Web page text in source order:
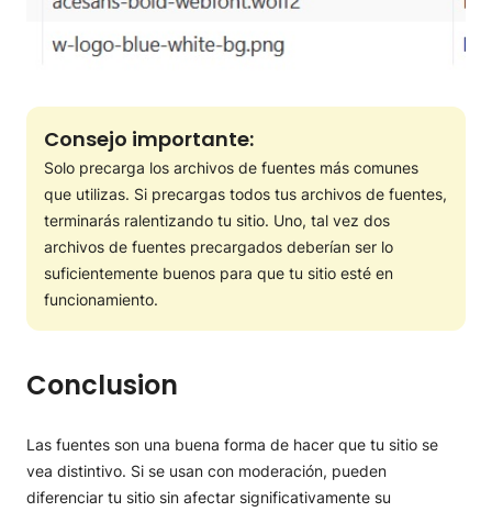
Consejo importante:
Solo precarga los archivos de fuentes más comunes
que utilizas. Si precargas todos tus archivos de fuentes,
terminarás ralentizando tu sitio. Uno, tal vez dos
archivos de fuentes precargados deberían ser lo
suficientemente buenos para que tu sitio esté en
funcionamiento.
Conclusion
Las fuentes son una buena forma de hacer que tu sitio se
vea distintivo. Si se usan con moderación, pueden
diferenciar tu sitio sin afectar significativamente su